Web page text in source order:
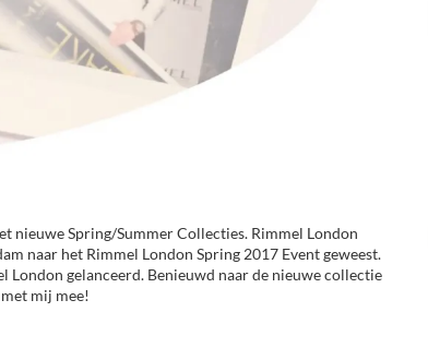
nieuwe Spring/Summer Collecties. Rimmel London
naar het Rimmel London Spring 2017 Event geweest.
gelanceerd. Benieuwd naar de nieuwe collectie
mij mee!